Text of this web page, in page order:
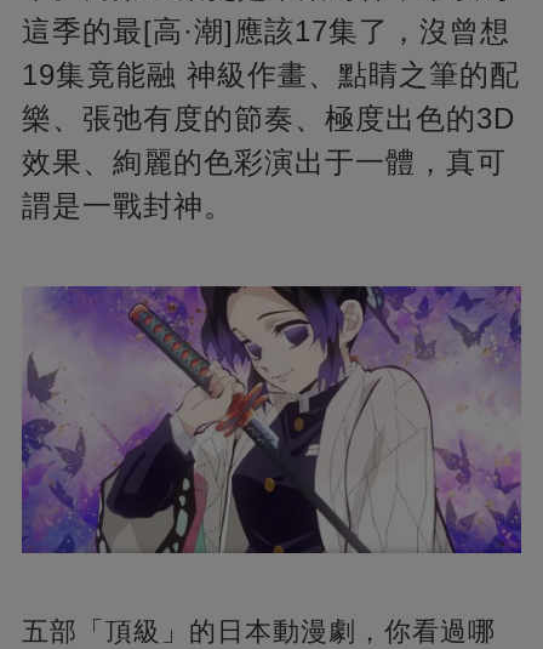
這季的最[高·潮]應該17集了，沒曾想
19集竟能融 神級作畫、點睛之筆的配
樂、張弛有度的節奏、極度出色的3D
效果、絢麗的色彩演出于一體，真可
謂是一戰封神。
五部「頂級」的日本動漫劇，你看過哪